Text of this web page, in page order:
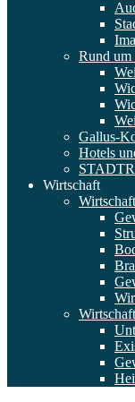
Rund um
Gallus-
Hotels
Wirtschaft